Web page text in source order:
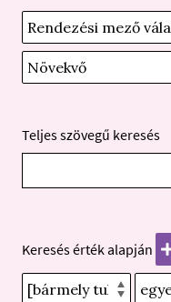
Teljes szövegű keresés
Keresés érték alapján